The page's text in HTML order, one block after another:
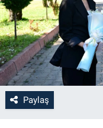
Paylaş
Eğitim
Kültür
3.Sayfa
Medya